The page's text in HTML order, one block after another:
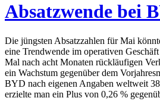
Absatzwende bei
Die jüngsten Absatzzahlen für Mai
eine Trendwende im operativen
Mal nach acht Monaten rückläufigen
ein Wachstum gegenüber dem
BYD nach eigenen Angaben weltweit
erzielte man ein Plus von 0,26 %